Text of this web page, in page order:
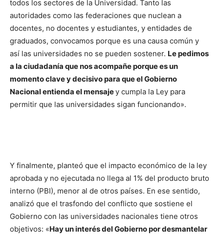
todos los sectores de la Universidad. Tanto las
autoridades como las federaciones que nuclean a
docentes, no docentes y estudiantes, y entidades de
graduados, convocamos porque es una causa común y
así las universidades no se pueden sostener. Le pedimos
a la ciudadanía que nos acompañe porque es un
momento clave y decisivo para que el Gobierno
Nacional entienda el mensajey cumpla la Ley para
permitir que las universidades sigan funcionando».
Y finalmente, planteó que el impacto económico de la ley
aprobada y no ejecutada no llega al 1% del producto bruto
interno (PBI), menor al de otros países. En ese sentido,
analizó que el trasfondo del conflicto que sostiene el
Gobierno con las universidades nacionales tiene otros
objetivos: «Hay un interés del Gobierno por desmantelar